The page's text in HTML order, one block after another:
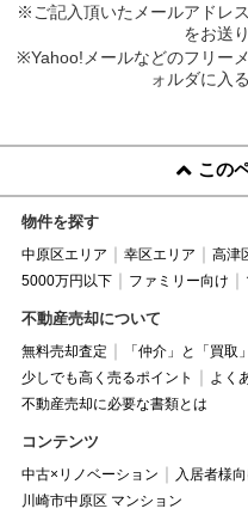
※ご記入頂いたメールアドレ
をお送
※Yahoo!メールなどのフリー
ォルダに入
この
物件を探す
中原区エリア 幸区エリア 高津
5000万円以下
ファミリー向け
不動産売却について
無料売却査定 「仲介」と「買取
少しでも高く売るポイント
よく
不動産売却に必要な書類とは
コンテンツ
中古×リノベーション
入居者様
川崎市中原区 マンション